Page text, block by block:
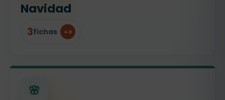
Navidad
3fichas
🌸